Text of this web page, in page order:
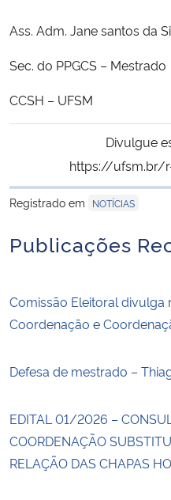
Ass. Adm. Jane santos da
Sec. do PPGCS – Mestrado
CCSH – UFSM
Divulgue
https://ufsm.br/
Registrado em
NOTÍCIAS
Publicações
Comissão Eleitoral
Coordenação e
Defesa de mestrado –
EDITAL 01/2026 –
COORDENAÇÃO
RELAÇÃO DAS CHAPAS